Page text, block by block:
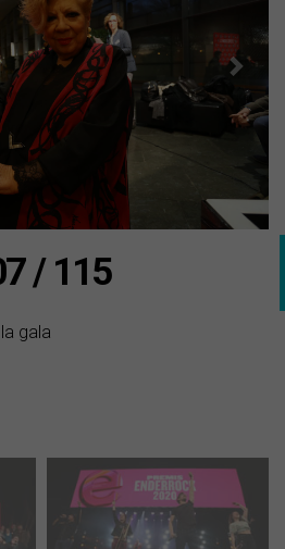
/ 115
gala